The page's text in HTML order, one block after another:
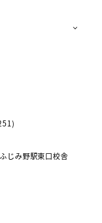
じみ野駅東口校舎